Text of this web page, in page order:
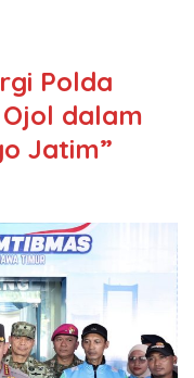
Polda
dalam
Jatim”